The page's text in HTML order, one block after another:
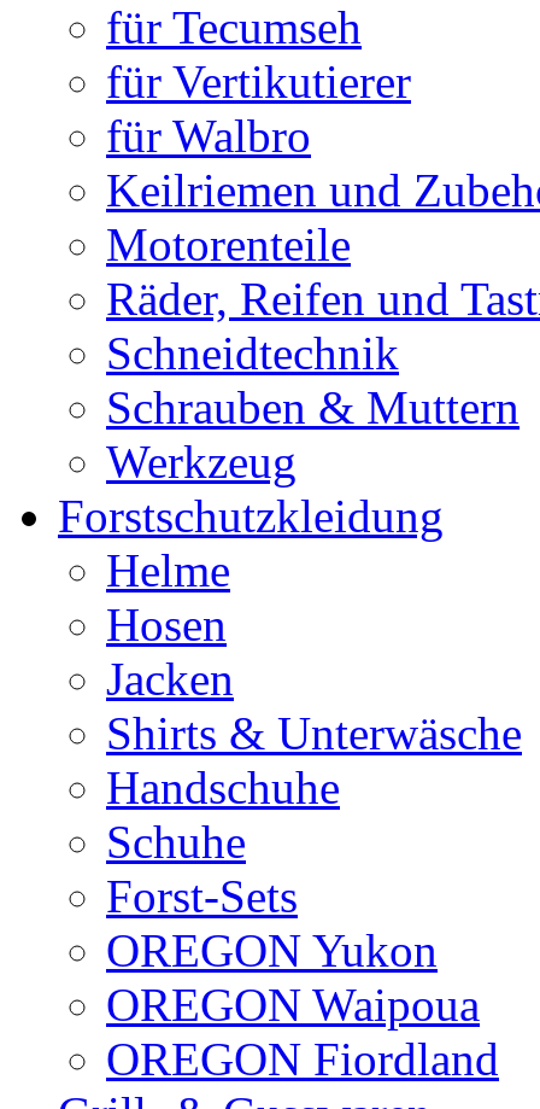
für Tecumseh
für Vertikutierer
für Walbro
Keilriemen und
Motorenteile
Räder, Reifen und
Schneidtechnik
Schrauben & Muttern
Werkzeug
Forstschutzkleidung
Helme
Hosen
Jacken
Shirts & Unterwäsche
Handschuhe
Schuhe
Forst-Sets
OREGON Yukon
OREGON Waipoua
OREGON Fiordland